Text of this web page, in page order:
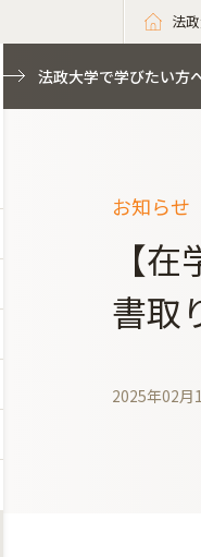
法
法政大学で学びたい方
お知らせ
【
書取
2025年02月